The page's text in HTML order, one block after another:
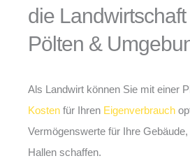
die
Pölten &
Als Landwirt können Sie mit einer
Kosten für Ihren Eigenverbrauch
Vermögenswerte für Ihre
Hallen schaffen.